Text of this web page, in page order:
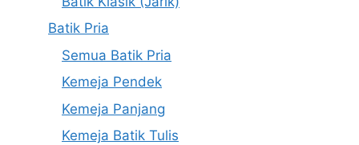
Batik Pria
Semua Batik Pria
Kemeja Pendek
Kemeja Panjang
Kemeja Batik Tulis